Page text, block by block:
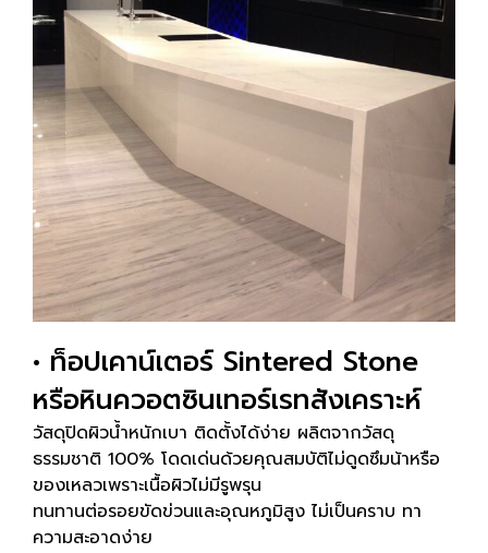
• ท็อปเคาน์เตอร์ Sintered Stone
หรือหินควอตซินเทอร์เรทสังเคราะห์
วัสดุปิดผิวน้ำหนักเบา ติดตั้งได้ง่าย ผลิตจากวัสดุ
ธรรมชาติ 100% โดดเด่นด้วยคุณสมบัติไม่ดูดซึมน้าหรือ
ของเหลวเพราะเนื้อผิวไม่มีรูพรุน
ทนทานต่อรอยขัดข่วนและอุณหภูมิสูง ไม่เป็นคราบ ทา
ความสะอาดง่าย